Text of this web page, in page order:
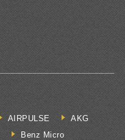
AIRPULSE
AKG
Benz Micro